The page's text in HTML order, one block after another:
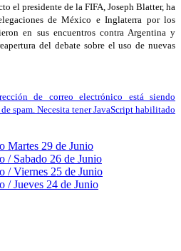
el presidente de la FIFA, Joseph Blatter, ha
de México e Inglaterra por los
en sus encuentros contra Argentina y
del debate sobre el uso de nuevas
de correo electrónico está siendo
spam. Necesita tener JavaScript habilitado
Martes 29 de Junio
/ Sabado 26 de Junio
/ Viernes 25 de Junio
/ Jueves 24 de Junio